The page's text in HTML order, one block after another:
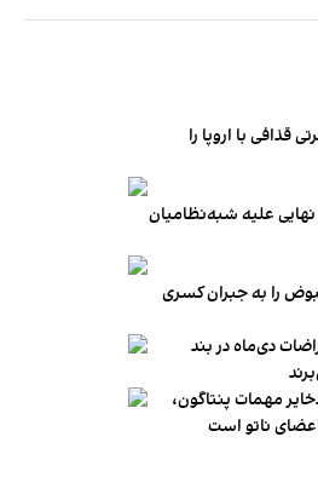
قذافی با اروپا را
نهایی علیه شبه‌نظامیان
را به جبران کسری
دی‌ماه در بند
مهمات پنتاگون،
ناتو‌ است